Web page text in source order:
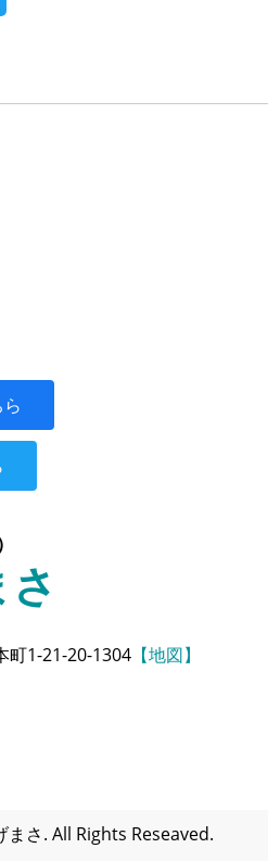
町1-21-20-1304 【地図】
さ. All Rights Reseaved.